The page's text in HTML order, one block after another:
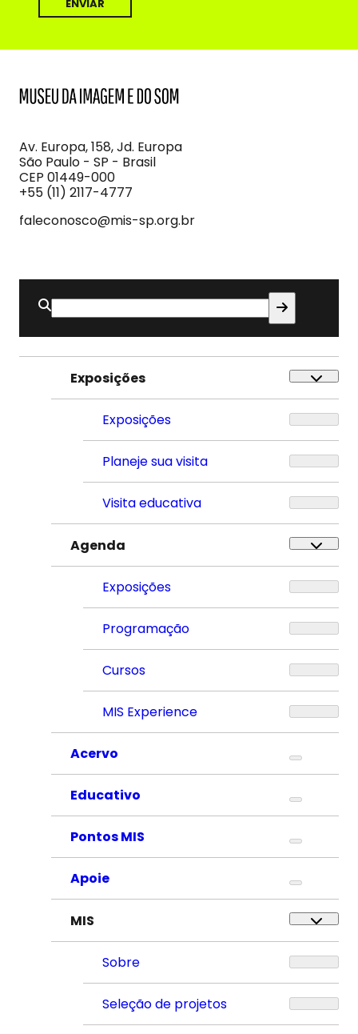
Imagem
e
do
Som
Av. Europa, 158, Jd. Europa
São Paulo - SP - Brasil
CEP 01449-000
+55 (11) 2117-4777
faleconosco@mis-sp.org.br
Buscar
por:
Exposições
Exposições
Planeje sua visita
Visita educativa
Agenda
Exposições
Programação
Cursos
MIS Experience
Acervo
Educativo
Pontos MIS
Apoie
MIS
Sobre
Seleção de projetos